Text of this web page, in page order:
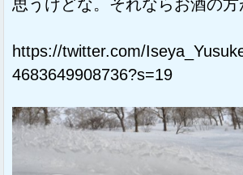
思うけどな。それならお酒の方
https://twitter.com/
4683649908736?s=19